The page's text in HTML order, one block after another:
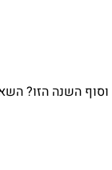
וסוף השנה הזו?